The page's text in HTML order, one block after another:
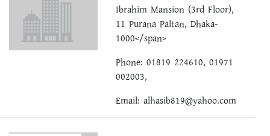
Ibrahim Mansion (3rd Floor),
11 Purana Paltan, Dhaka-
1000</span>
Phone: 01819 224610, 01971
002003,
Email: alhasib819@yahoo.com